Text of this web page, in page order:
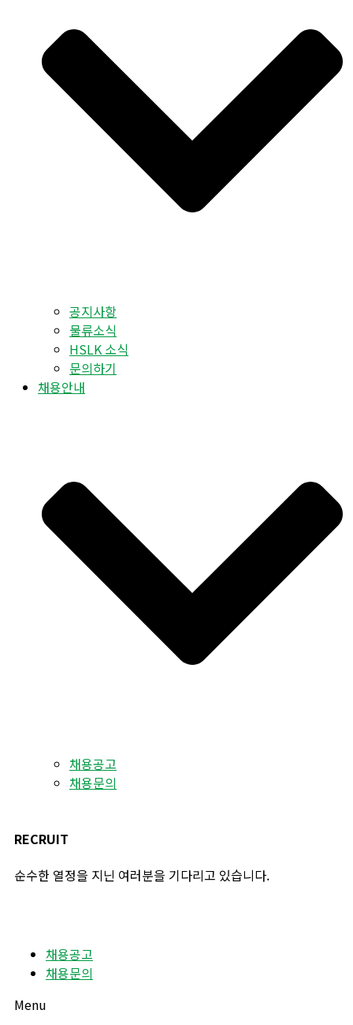
공지사항
물류소식
HSLK 소식
문의하기
채용안내
채용공고
채용문의
RECRUIT
순수한 열정을 지닌 여러분을 기다리고 있습니다.
채용공고
채용문의
Menu